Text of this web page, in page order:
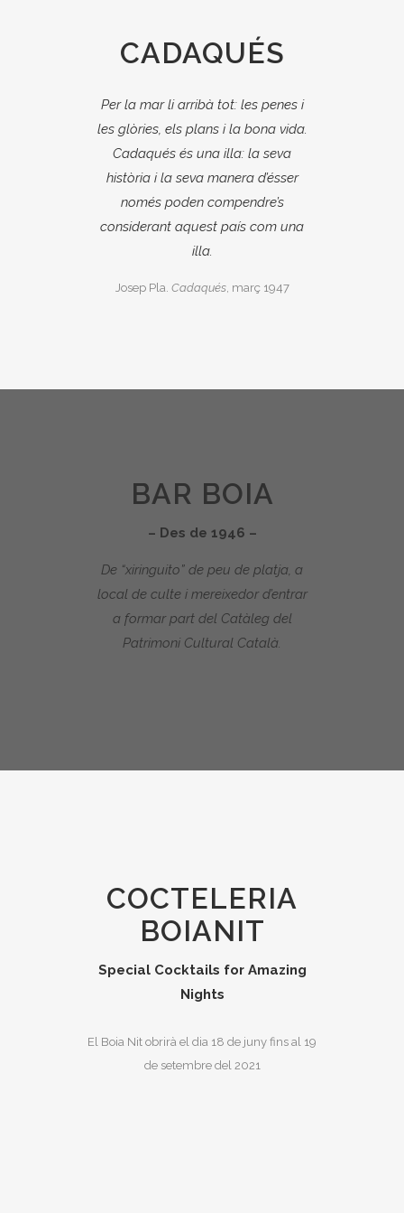
CADAQUÉS
Per la mar li arribà tot: les penes i
les glòries, els plans i la bona vida.
Cadaqués és una illa: la seva
història i la seva manera d’ésser
només poden compendre’s
considerant aquest país com una
illa.
Josep Pla. Cadaqués, març 1947
BAR BOIA
– Des de 1946 –
De “xiringuito” de peu de platja, a
local de culte i mereixedor d’entrar
a formar part del Catàleg del
Patrimoni Cultural Català.
COCTELERIA
BOIANIT
Special Cocktails for Amazing
Nights
El Boia Nit obrirà el dia 18 de juny fins al 19
de setembre del 2021